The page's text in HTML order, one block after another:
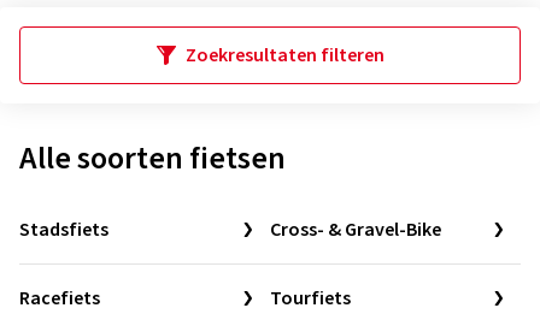
Zoekresultaten filteren
Alle soorten fietsen
Stadsfiets Cross- & Gravel-Bike
Racefiets Tourfiets